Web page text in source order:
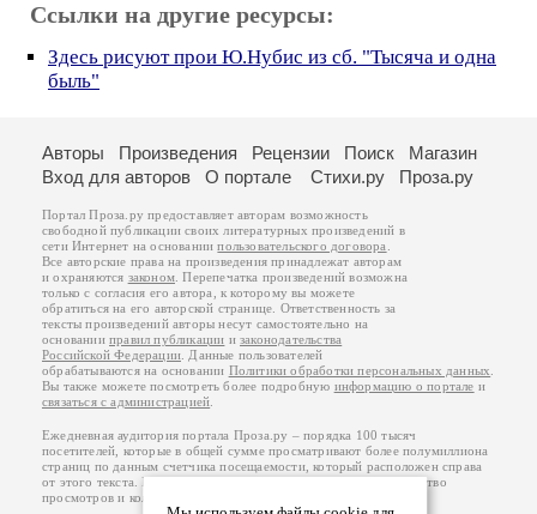
Ссылки на другие ресурсы:
Здесь рисуют прои Ю.Нубис из сб. "Тысяча и одна
быль"
Авторы Произведения Рецензии Поиск
Магазин
Вход для авторов
О портале Стихи.ру Проза.ру
Портал Проза.ру предоставляет авторам возможность
свободной публикации своих литературных произведений в
сети Интернет на основаниипользовательского договора
Все авторские права на произведения принадлежат авторам
и охраняются законом . Перепечатка произведений возможна
только с согласия его автора, к которому вы можете
обратиться на его авторской странице. Ответственность за
тексты произведений авторы несут самостоятельно на
основанииправил публикации изаконодательства
Российской Федерации . Данные пользователей
обрабатываются на основании Политики обработки персональных данных
Вы также можете посмотреть более подробную информацию о портале и
связаться с администрацией
Ежедневная аудитория портала Проза.ру – порядка 100 тысяч
посетителей, которые в общей сумме просматривают более полумиллиона
страниц по данным счетчика посещаемости, который расположен справа
от этого текста. В каждой графе указано по две цифры: количество
просмотров и количество посетителей.